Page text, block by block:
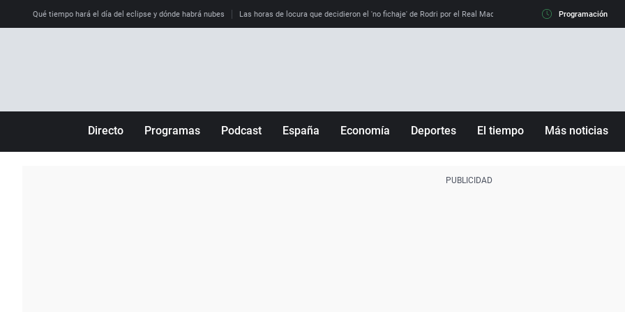
Qué tiempo hará el día del eclipse y dónde habrá nubes Las horas de locura que decidieron el 'no fichaje' de Rodri por el Real Madrid y su 'sí' al Barça La llamada
Programación
Directo Programas Podcast España Economía Deportes El tiempo Más noticias